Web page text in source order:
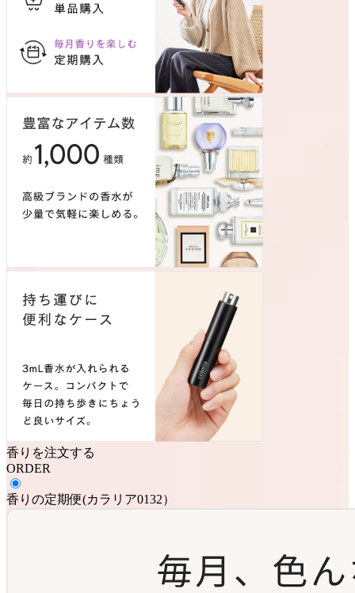
香りを注文する
ORDER
香りの定期便(カラリア0132）